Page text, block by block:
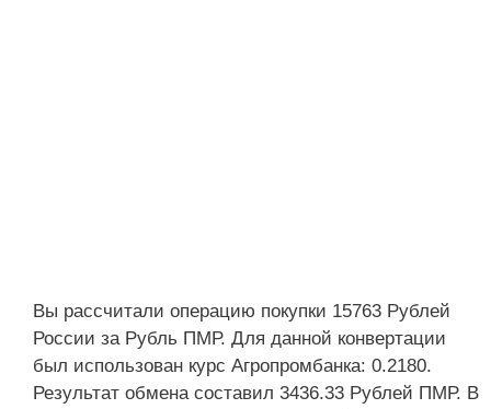
Вы рассчитали операцию покупки 15763 Рублей
России за Рубль ПМР. Для данной конвертации
был использован курс Агропромбанка: 0.2180.
Результат обмена составил 3436.33 Рублей ПМР. В